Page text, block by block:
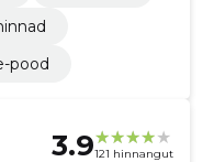
pood
3.9121 hinnangut